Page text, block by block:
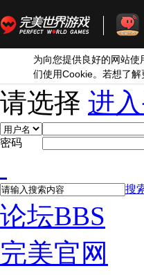
为向您提供良好的网站
们使用Cookie。若想了
请选择 进
密码
搜
论坛BBS
完美官网